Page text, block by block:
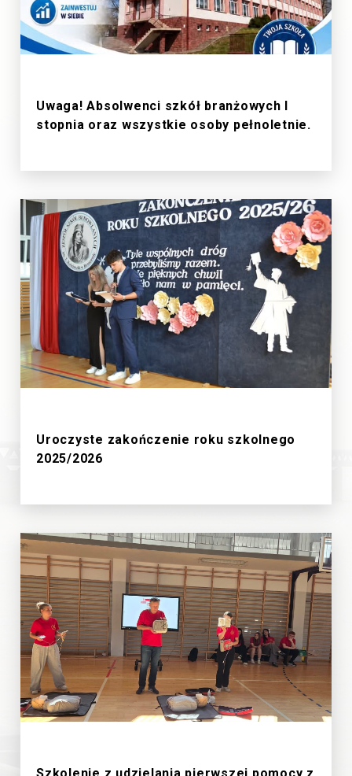
Uwaga! Absolwenci szkół branżowych I
stopnia oraz wszystkie osoby pełnoletnie.
Uroczyste zakończenie roku szkolnego
2025/2026